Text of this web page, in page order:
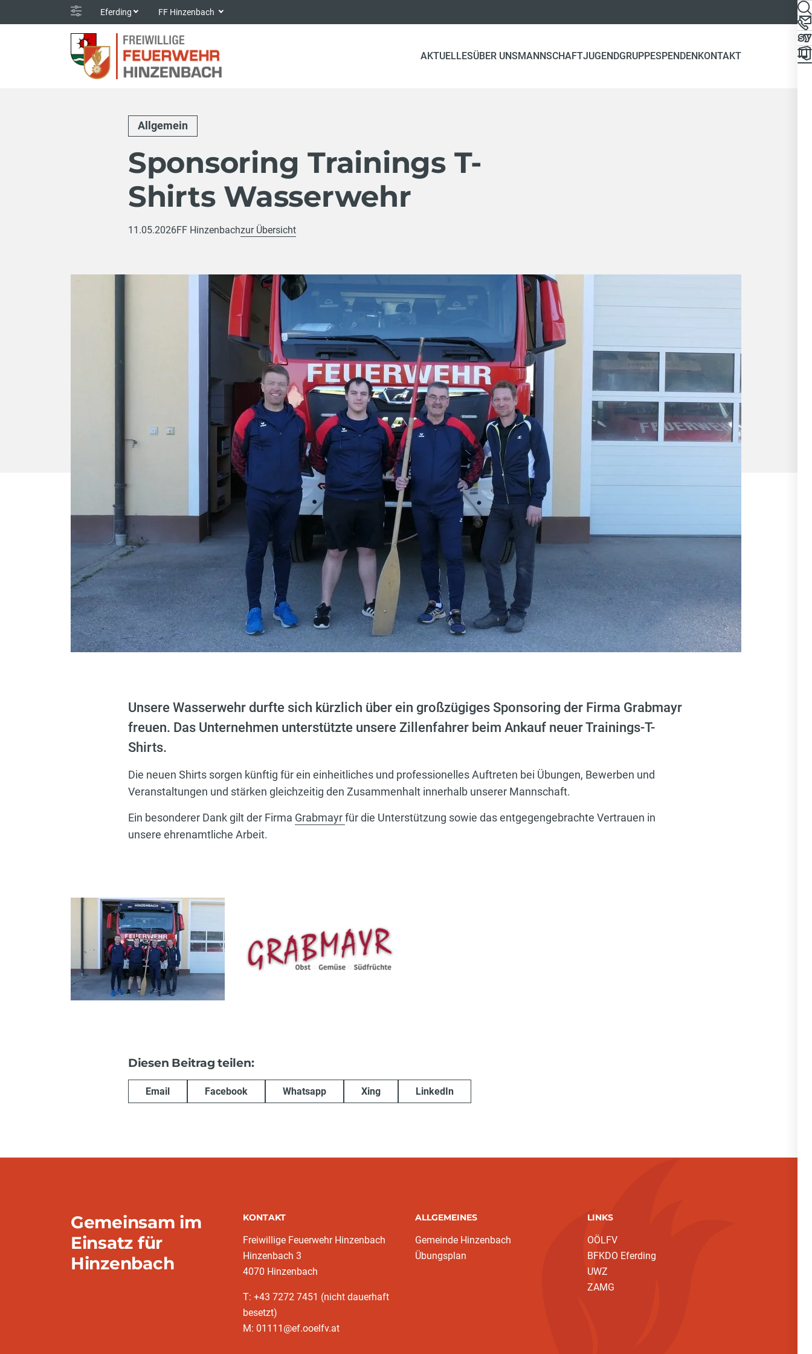
Eferding FF Hinzenbach
AKTUELLESÜBER UNSMANNSCHAFTJUGENDGRUPPESPENDENKONTAKT
Allgemein
Sponsoring Trainings T-
Shirts Wasserwehr
11.05.2026FF Hinzenbachzur Übersicht
Unsere Wasserwehr durfte sich kürzlich über ein großzügiges Sponsoring der Firma Grabmayr
freuen. Das Unternehmen unterstützte unsere Zillenfahrer beim Ankauf neuer Trainings-T-
Shirts.
Die neuen Shirts sorgen künftig für ein einheitliches und professionelles Auftreten bei Übungen, Bewerben und
Veranstaltungen und stärken gleichzeitig den Zusammenhalt innerhalb unserer Mannschaft.
Ein besonderer Dank gilt der Firma Grabmayrfür die Unterstützung sowie das entgegengebrachte Vertrauen in
unsere ehrenamtliche Arbeit.
Diesen Beitrag teilen:
Email Facebook Whatsapp Xing LinkedIn
Gemeinsam im
Einsatz für
Hinzenbach
KONTAKT
Freiwillige Feuerwehr Hinzenbach
Hinzenbach 3
4070 Hinzenbach
T: +43 7272 7451 (nicht dauerhaft
besetzt)
M: 01111@ef.ooelfv.at
ALLGEMEINES
Gemeinde Hinzenbach
Übungsplan
LINKS
OÖLFV
BFKDO Eferding
UWZ
ZAMG